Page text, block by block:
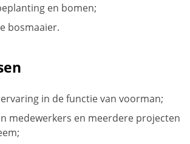
en bomen;
bosmaaier.
in de functie van voorman;
medewerkers en meerdere projecten